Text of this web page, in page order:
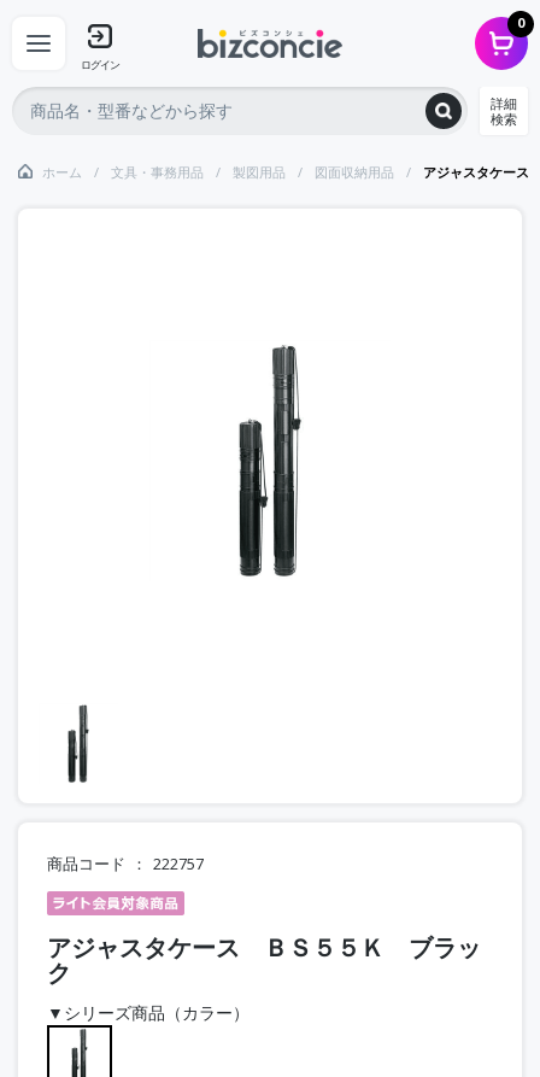
ログイン
0
詳細
検索
ホーム 文具・事務用品 製図用品 図面収納用品 アジャスタケー
商品コード 222757
アジャスタケース ＢＳ５５Ｋ ブラッ
ク
▼シリーズ商品（カラー）